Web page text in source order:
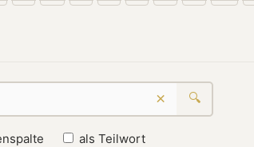
× 🔍
als Teilwort